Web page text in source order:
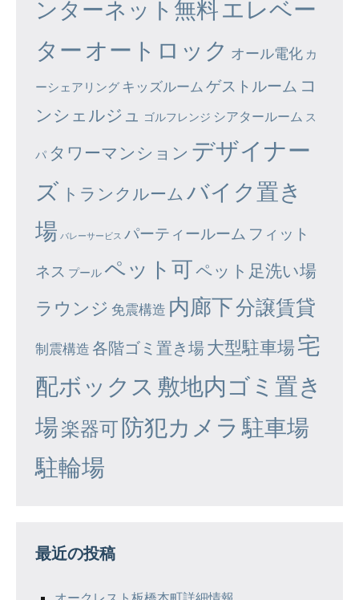
ンターネット無料エレベー
ター オートロック オール電化 カ
ーシェアリング キッズルーム ゲストルーム コ
ンシェルジュ
ゴルフレンジ シアタールーム ス
パ タワーマンション デザイナー
ズ トランクルーム バイク置き
場 バレーサービス パーティールーム フィット
ネス プール ペット可ペット足洗い場
ラウンジ 免震構造 内廊下分譲賃貸
制震構造 各階ゴミ置き場大型駐車場宅
配ボックス 敷地内ゴミ置き
場楽器可防犯カメラ 駐車場
駐輪場
最近の投稿